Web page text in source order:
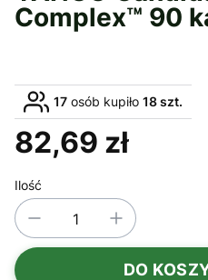
Complex™ 90
17 osób kupiło 18 szt.
Cena
82,69 zł
Ilość
DO